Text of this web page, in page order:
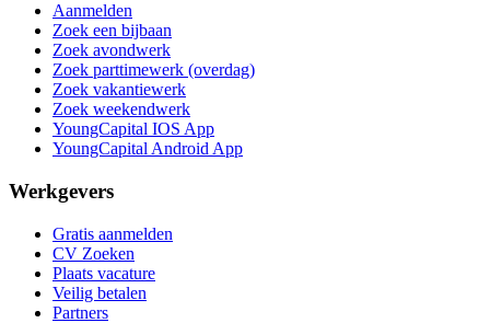
Aanmelden
Zoek een bijbaan
Zoek avondwerk
Zoek parttimewerk (overdag)
Zoek vakantiewerk
Zoek weekendwerk
YoungCapital IOS App
YoungCapital Android App
Werkgevers
Gratis aanmelden
CV Zoeken
Plaats vacature
Veilig betalen
Partners